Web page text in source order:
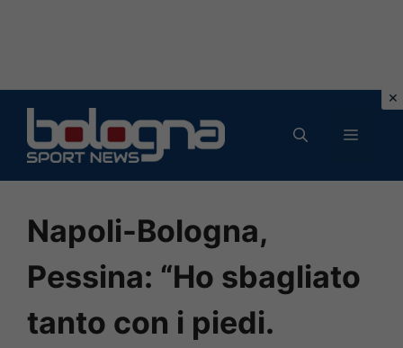
contenuto
MENU
Napoli-Bologna,
Pessina: “Ho sbagliato
tanto con i piedi.